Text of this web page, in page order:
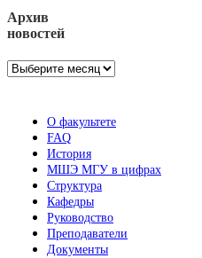
Архив
новостей
Архив
О факультете
FAQ
История
МШЭ МГУ в цифрах
Структура
Кафедры
Руководство
Преподаватели
Документы